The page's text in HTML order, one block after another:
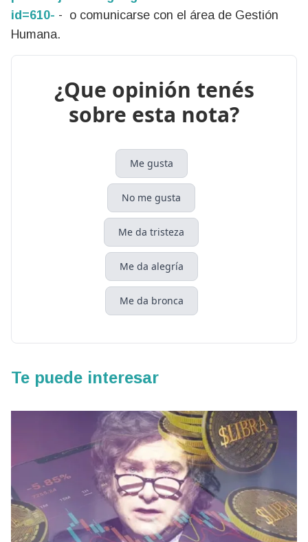
id=610- - o comunicarse con el área de Gestión
Humana.
¿Que opinión tenés
sobre esta nota?
Me gusta
No me gusta
Me da tristeza
Me da alegría
Me da bronca
Te puede interesar